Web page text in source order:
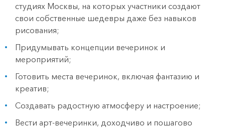
студиях Москвы, на которых участники создают
свои собственные шедевры даже без навыков
рисования;
Придумывать концепции вечеринок и
мероприятий;
Готовить места вечеринок, включая фантазию и
креатив;
Создавать радостную атмосферу и настроение;
Вести арт-вечеринки, доходчиво и пошагово